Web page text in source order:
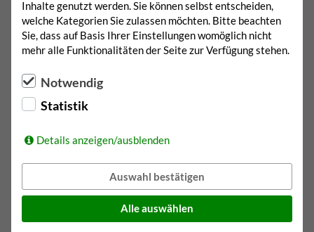
26. August 2021
Inhalte genutzt werden. Sie können selbst entscheiden,
welche Kategorien Sie zulassen möchten. Bitte beachten
Sie, dass auf Basis Ihrer Einstellungen womöglich nicht
mehr alle Funktionalitäten der Seite zur Verfügung stehen.
Notwendig
Statistik
Details anzeigen/ausblenden
Auswahl bestätigen
Alle auswählen